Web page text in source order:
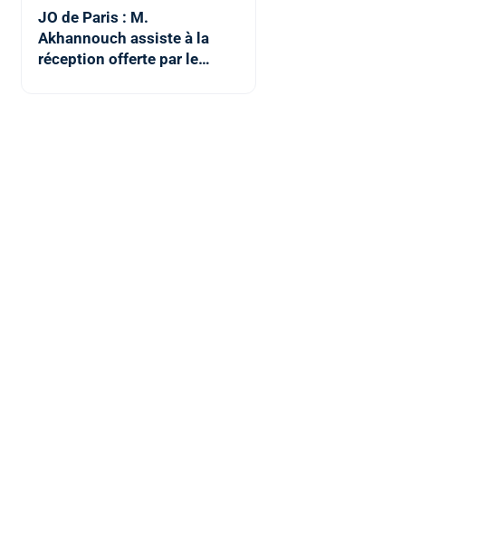
JO de Paris : M.
Akhannouch assiste à la
réception offerte par le